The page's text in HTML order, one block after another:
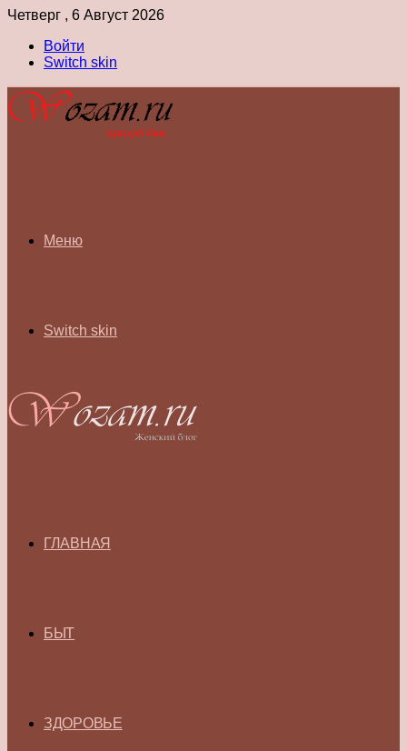
Четверг , 6 Август 2026
Войти
Switch skin
Меню
Switch skin
ГЛАВНАЯ
БЫТ
ЗДОРОВЬЕ